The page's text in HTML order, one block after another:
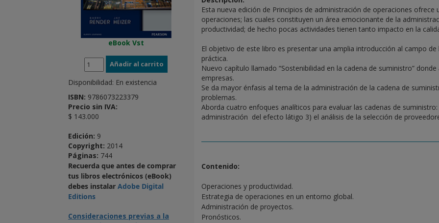
eBook Vst
Disponibilidad: En existencia
ISBN: 9786073223379
Precio sin IVA:
$ 143.000
Edición: 9
Copyright: 2014
Páginas: 744
Recuerda que antes de comprar
tus libros electrónicos (eBook)
debes instalarAdobe Digital
Editions
Consideraciones previas a la
Esta nueva edición de Principios de administración de operaciones
operaciones; las cuales constituyen un área emocionante de la
productividad; de hecho pocas actividades tienen tanto impacto en la
El objetivo de este libro es presentar una amplia introducción al campo
práctica.
Nuevo capítulo llamado “Sostenibilidad en la cadena de suministro”
empresas.
Se da mayor énfasis al tema de la administración de la cadena de
problemas.
Aborda cuatro enfoques analíticos para evaluar las cadenas de
administración del efecto látigo 3) el análisis de la selección de
Contenido:
Operaciones y productividad.
Estrategia de operaciones en un entorno global.
Administración de proyectos.
Pronósticos.